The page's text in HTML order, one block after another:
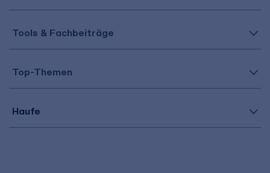
Tools & Fachbeiträge
Top-Themen
Haufe